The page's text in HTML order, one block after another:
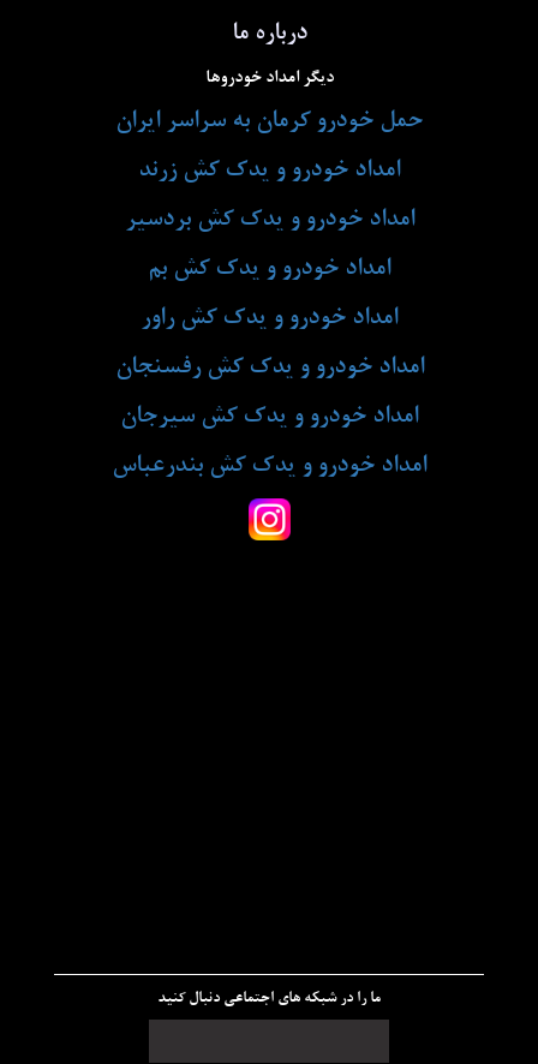
درباره ما
دیگر امداد خودروها
حمل خودرو کرمان به سراسر ایران
امداد خودرو و یدک کش زرند
امداد خودرو و یدک کش بردسیر
امداد خودرو و یدک کش بم
امداد خودرو و یدک کش راور
امداد خودرو و یدک کش رفسنجان
امداد خودرو و یدک کش سیرجان
امداد خودرو و یدک کش بندرعباس
ما را در شبکه های اجتماعی دنبال کنید